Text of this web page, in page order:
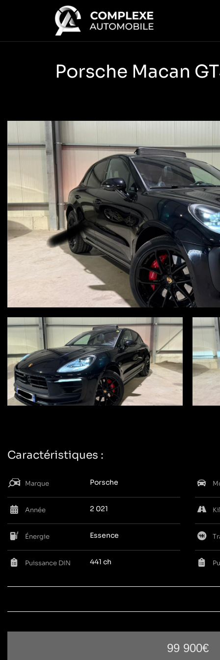
Porsche Macan
Caractéristiques :
Marque Porsche
Année 2 021
Énergie Essence
Puissance DIN 441 ch
99 900€